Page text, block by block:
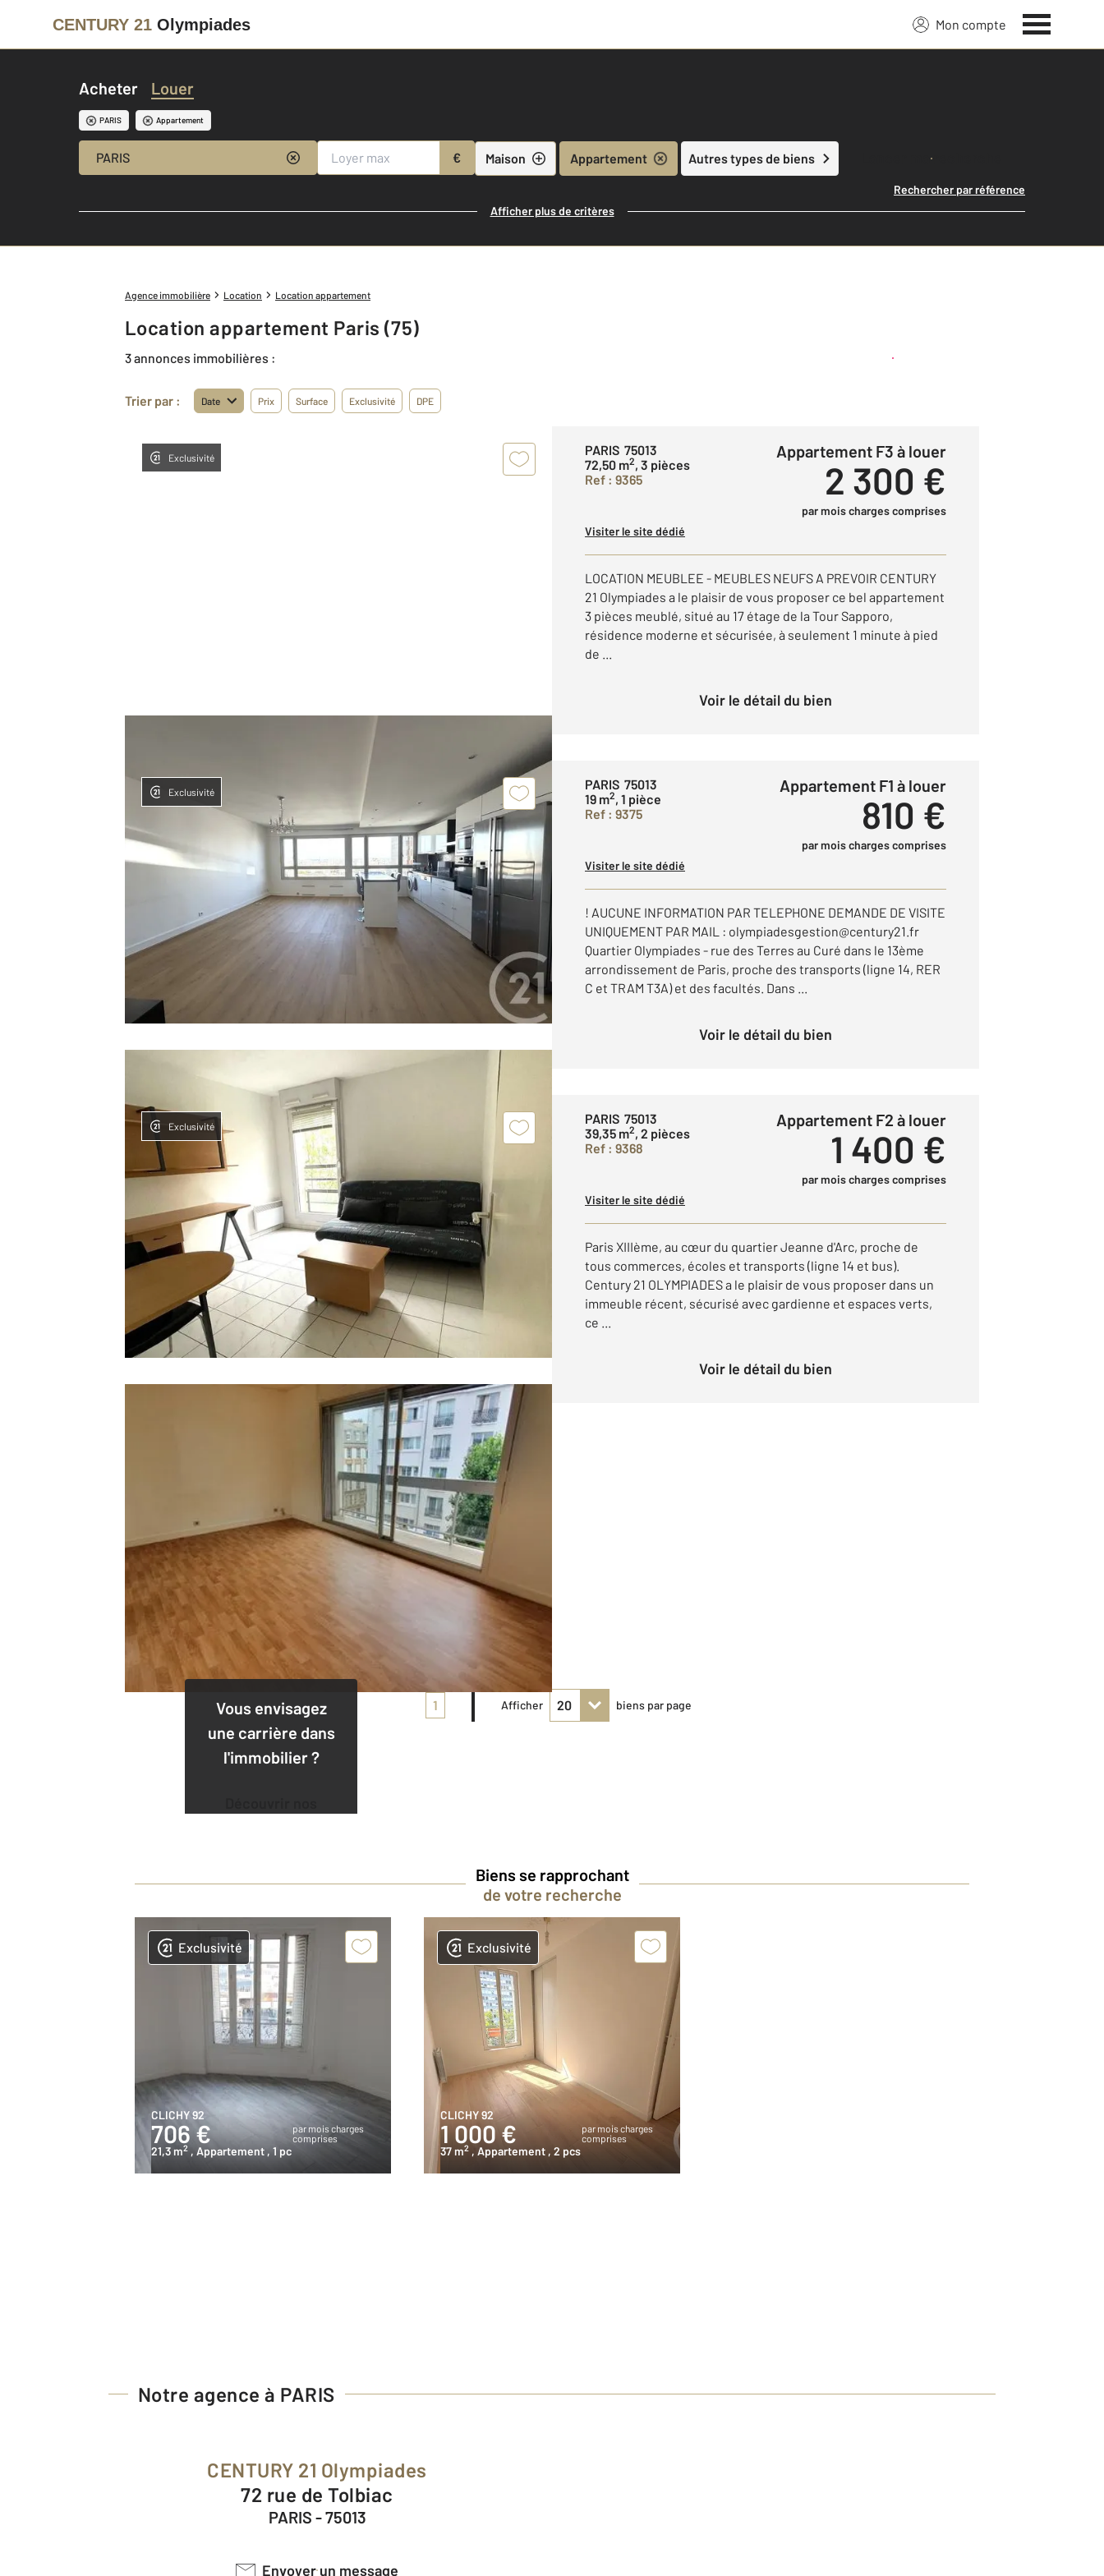
CENTURY 21 Olympiades Mon compte
Acheter Louer
PARIS Appartement
PARIS € Maison Appartement Autres types de biens Lancer ma recherche
Rechercher par référence
Afficher plus de critères
Agence immobilière Location Location appartement
Location appartement Paris (75)
3 annonces immobilières : Créer une alerte
Trier par : Date Prix Surface Exclusivité DPE
Exclusivité
PARIS 75013
72,50 m2, 3 pièces
Ref : 9365
Appartement F3 à louer
2 300 €
par mois charges comprises
Visiter le site dédié
LOCATION MEUBLEE - MEUBLES NEUFS A PREVOIR CENTURY
21 Olympiades a le plaisir de vous proposer ce bel appartement
3 pièces meublé, situé au 17 étage de la Tour Sapporo,
résidence moderne et sécurisée, à seulement 1 minute à pied
de ...
Voir le détail du bien
Exclusivité
PARIS 75013
19 m2, 1 pièce
Ref : 9375
Appartement F1 à louer
810 €
par mois charges comprises
Visiter le site dédié
! AUCUNE INFORMATION PAR TELEPHONE DEMANDE DE VISITE
UNIQUEMENT PAR MAIL : olympiadesgestion@century21.fr
Quartier Olympiades - rue des Terres au Curé dans le 13ème
arrondissement de Paris, proche des transports (ligne 14, RER
C et TRAM T3A) et des facultés. Dans ...
Voir le détail du bien
Exclusivité
PARIS 75013
39,35 m2, 2 pièces
Ref : 9368
Appartement F2 à louer
1 400 €
par mois charges comprises
Visiter le site dédié
Paris XIIIème, au cœur du quartier Jeanne d'Arc, proche de
tous commerces, écoles et transports (ligne 14 et bus).
Century 21 OLYMPIADES a le plaisir de vous proposer dans un
immeuble récent, sécurisé avec gardienne et espaces verts,
ce ...
Voir le détail du bien
Vous envisagez
une carrière dans
l'immobilier ?
1 Afficher biens par page
Biens se rapprochant
de votre recherche
Exclusivité
CLICHY 92
706 €
par mois charges
comprises
21,3 m2 , Appartement , 1 pc
Exclusivité
CLICHY 92
1 000 €
par mois charges
comprises
37 m2 , Appartement , 2 pcs
Notre agence à PARIS
CENTURY 21 Olympiades
72 rue de Tolbiac
PARIS - 75013
Envoyer un message